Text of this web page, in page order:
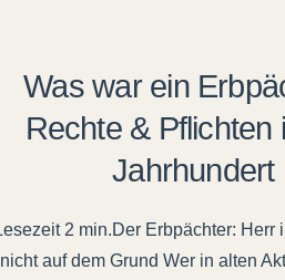
Was war ein
Rechte & Pflichten
Jahrhundert
Der Erbpächter: Herr
nicht auf dem Grund Wer in alten